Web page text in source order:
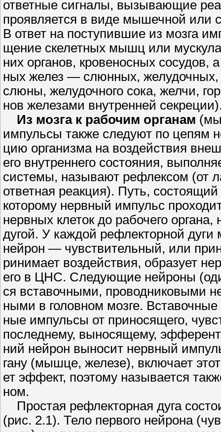
ответные сигналы, вызывающие
проявляется в виде мышечной или
В ответ на поступившие из мозга
щение скелетных мышц или
них органов, кровеносных сосудов,
ных желез — слюнных, желудочных,
слюны, желудочного сока, желчи,
нов железами внутренней
Из мозга к рабочим органам
импульсы также следуют по цепям
цию организма на воздействия
его внутреннего состояния,
системы, называют рефлексом (от
ответная реакция). Путь,
которому нервный импульс
нервных клеток до рабочего
дугой. У каждой рефлекторной
нейрон — чувствительный, или
ринимает воздействия, образует
его в ЦНС. Следующие нейроны
ся вставочными, проводниковыми
ными в головном мозге.
ные импульсы от приносящего,
последнему, выносящему,
ний нейрон выносит нервный
гану (мышце, железе), включает
ет эффект, поэтому называется
ном.
Простая рефлекторная дуга
(рис. 2.1). Тело первого нейрона